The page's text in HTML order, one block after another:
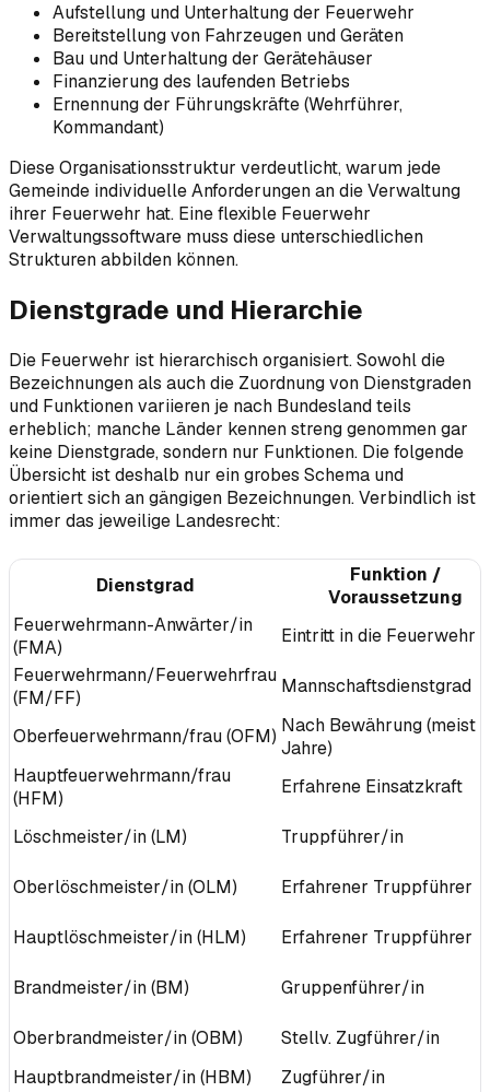
Aufstellung und Unterhaltung der Feuerwehr
Bereitstellung von Fahrzeugen und Geräten
Bau und Unterhaltung der Gerätehäuser
Finanzierung des laufenden Betriebs
Ernennung der Führungskräfte (Wehrführer,
Kommandant)
Diese Organisationsstruktur verdeutlicht, warum jede
Gemeinde individuelle Anforderungen an die Verwaltung
ihrer Feuerwehr hat. Eine flexible Feuerwehr
Verwaltungssoftware muss diese unterschiedlichen
Strukturen abbilden können.
Dienstgrade und Hierarchie
Die Feuerwehr ist hierarchisch organisiert. Sowohl die
Bezeichnungen als auch die Zuordnung von Dienstgraden
und Funktionen variieren je nach Bundesland teils
erheblich; manche Länder kennen streng genommen gar
keine Dienstgrade, sondern nur Funktionen. Die folgende
Übersicht ist deshalb nur ein grobes Schema und
orientiert sich an gängigen Bezeichnungen. Verbindlich ist
immer das jeweilige Landesrecht:
Dienstgrad
Funktion /
Voraussetzung
Feuerwehrmann-Anwärter/in
(FMA)
Eintritt in die Feuerwehr
Feuerwehrmann/Feuerwehrfrau
(FM/FF)
Mannschaftsdienstgrad
Oberfeuerwehrmann/frau (OFM) Nach Bewährung (meist
Jahre)
Hauptfeuerwehrmann/frau
(HFM)
Erfahrene Einsatzkraft
Löschmeister/in (LM) Truppführer/in
Oberlöschmeister/in (OLM) Erfahrener Truppführer
Hauptlöschmeister/in (HLM) Erfahrener Truppführer
Brandmeister/in (BM) Gruppenführer/in
Oberbrandmeister/in (OBM)
Stellv. Zugführer/in
Hauptbrandmeister/in (HBM)
Zugführer/in